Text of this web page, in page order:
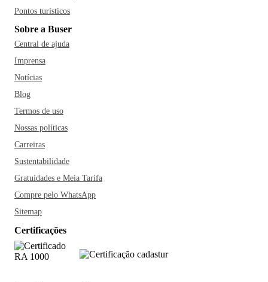
Pontos turísticos
Sobre a Buser
Central de ajuda
Imprensa
Notícias
Blog
Termos de uso
Nossas políticas
Carreiras
Sustentabilidade
Gratuidades e Meia Tarifa
Compre pelo WhatsApp
Sitemap
Certificações